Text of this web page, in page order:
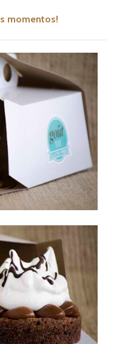
momentos!